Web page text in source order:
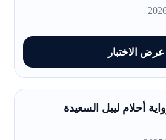
عرض الاختبار
أحلام ليبل السعيدة